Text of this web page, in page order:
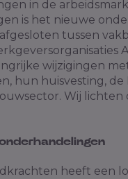
in de
is het nieuwe
tussen
wijzigingen
hun huisvesting, de
Wij lichten
heeft een